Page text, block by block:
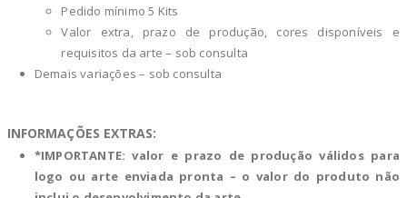
Pedido mínimo 5 Kits
Valor extra, prazo de produção, cores disponíveis e
requisitos da arte – sob consulta
Demais variações – sob consulta
INFORMAÇÕES EXTRAS:
*IMPORTANTE: valor e prazo de produção válidos para
logo ou arte enviada pronta – o valor do produto não